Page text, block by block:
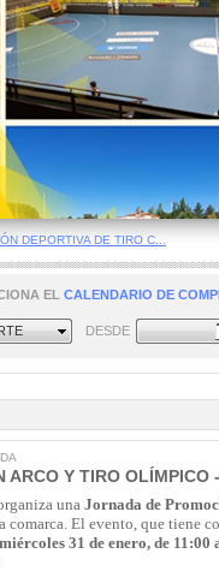
DEPORTIVA DE TIRO C...
EL CALENDARIO DE
DESDE
ARCO Y TIRO OLÍMPICO
una Jornada de
El evento, que tiene
miércoles 31 de enero, de 11:00